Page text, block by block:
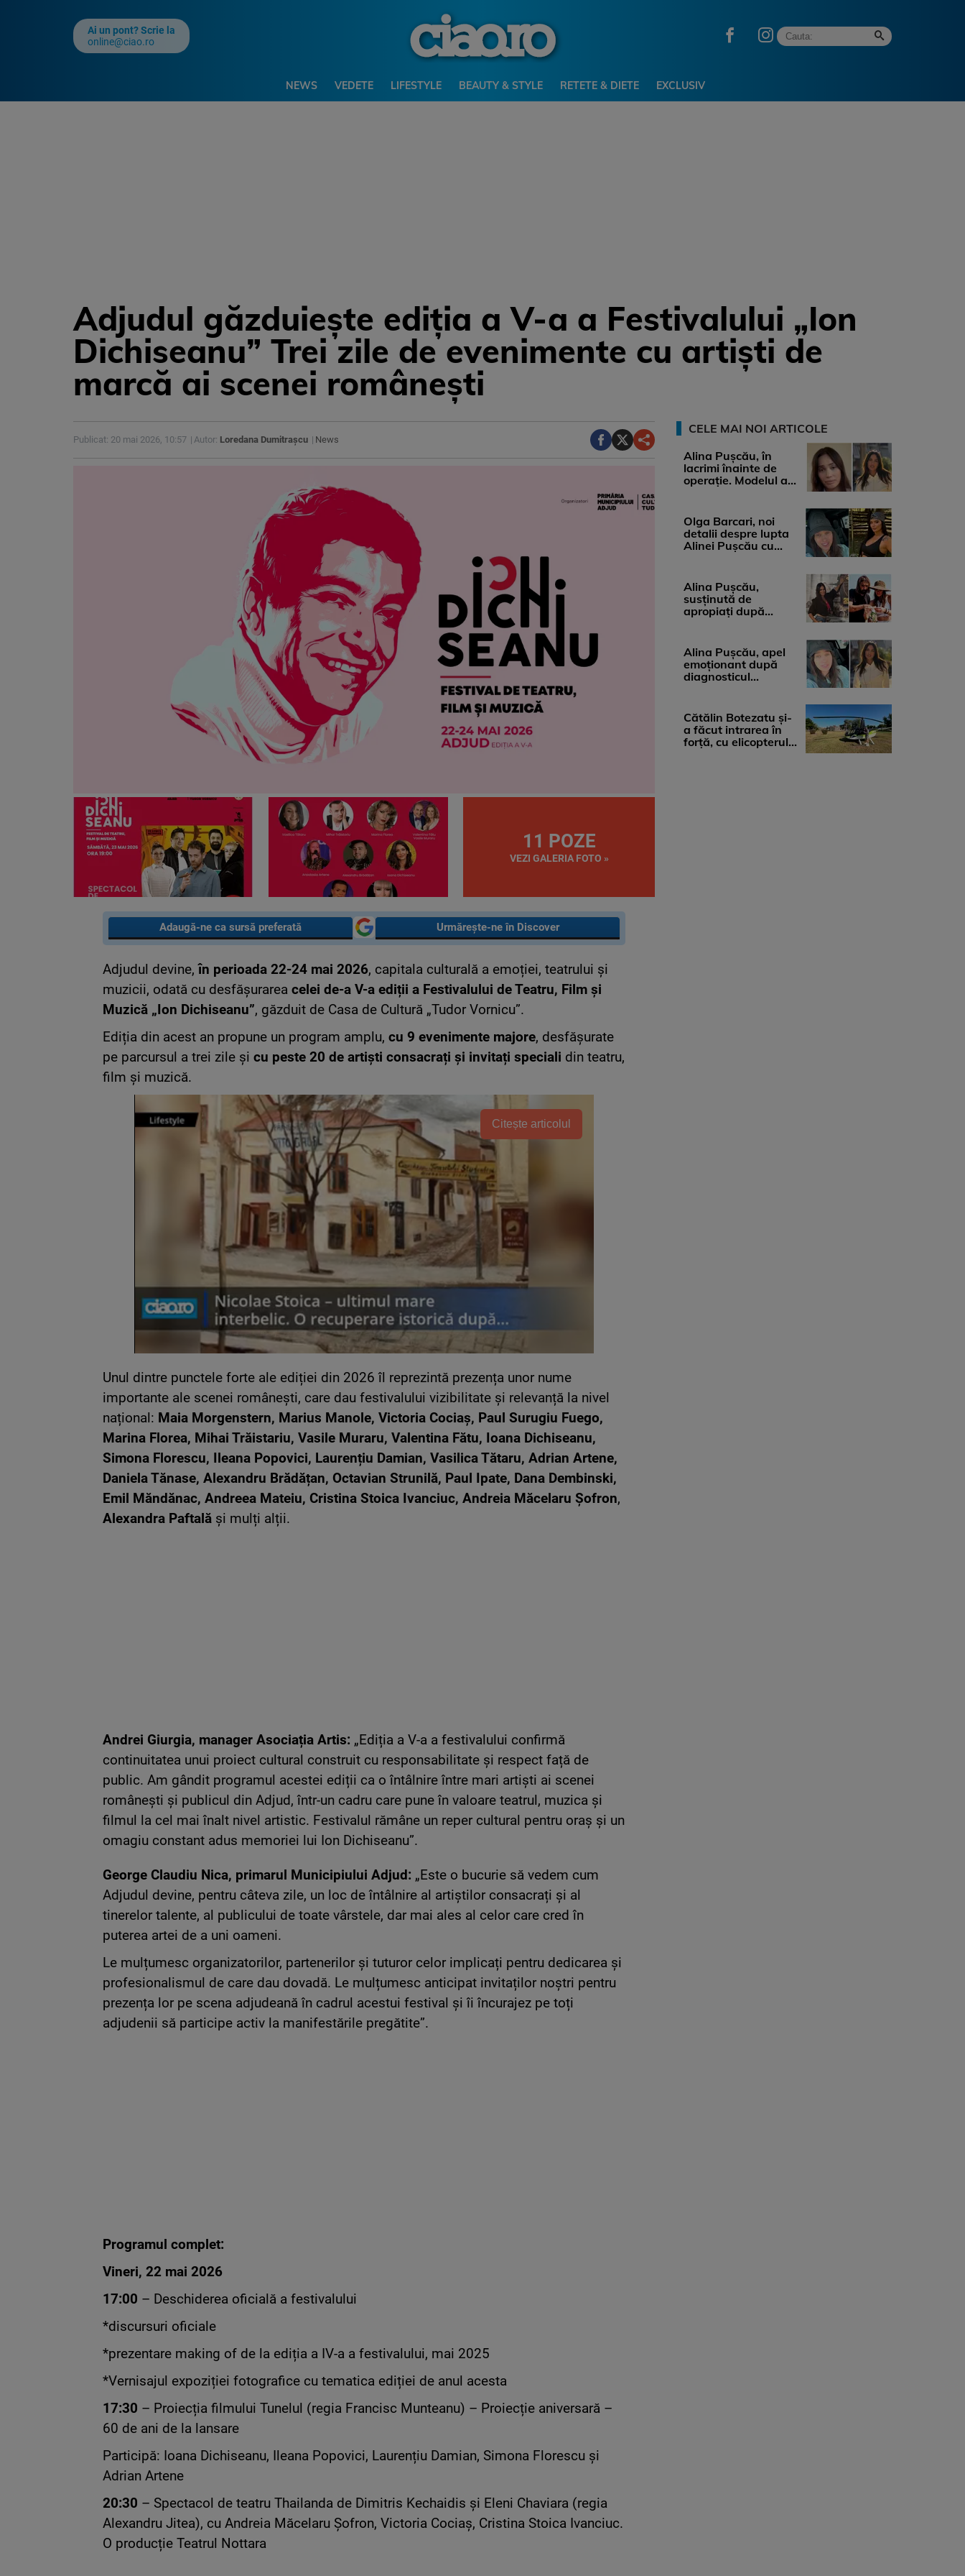
Ai un pont? Scrie la
online@ciao.ro
NEWS VEDETE LIFESTYLE BEAUTY & STYLE RETETE & DIETE EXCLUSIV
Adjudul găzduiește ediția a V-a a Festivalului „Ion
Dichiseanu” Trei zile de evenimente cu artiști de
marcă ai scenei românești
Publicat: 20 mai 2026, 10:57 Autor: Loredana Dumitrașcu News
11 POZE
VEZI GALERIA FOTO »
Adaugă-ne ca sursă preferată Urmărește-ne în Discover
Adjudul devine,în perioada 22-24 mai 2026, capitala culturală a emoției, teatrului și
muzicii, odată cu desfășurarea celei de-a V-a ediții a Festivalului de Teatru, Film și
Muzică „Ion Dichiseanu”, găzduit de Casa de Cultură „Tudor Vornicu”.
Ediția din acest an propune un program amplu, cu 9 evenimente majore, desfășurate
pe parcursul a trei zile și cu peste 20 de artiști consacrați și invitați speciali din teatru,
film și muzică.
Citește articolul
Unul dintre punctele forte ale ediției din 2026 îl reprezintă prezența unor nume
importante ale scenei românești, care dau festivalului vizibilitate și relevanță la nivel
național: Maia Morgenstern, Marius Manole, Victoria Cociaș, Paul Surugiu Fuego,
Marina Florea, Mihai Trăistariu, Vasile Muraru, Valentina Fătu, Ioana Dichiseanu,
Simona Florescu, Ileana Popovici, Laurențiu Damian, Vasilica Tătaru, Adrian Artene,
Daniela Tănase, Alexandru Brădățan, Octavian Strunilă, Paul Ipate, Dana Dembinski,
Emil Măndănac, Andreea Mateiu, Cristina Stoica Ivanciuc, Andreia Măcelaru Șofron,
Alexandra Paftală și mulți alții.
Andrei Giurgia, manager Asociația Artis: „Ediția a V-a a festivalului confirmă
continuitatea unui proiect cultural construit cu responsabilitate și respect față de
public. Am gândit programul acestei ediții ca o întâlnire între mari artiști ai scenei
românești și publicul din Adjud, într-un cadru care pune în valoare teatrul, muzica și
filmul la cel mai înalt nivel artistic. Festivalul rămâne un reper cultural pentru oraș și un
omagiu constant adus memoriei lui Ion Dichiseanu”.
George Claudiu Nica, primarul Municipiului Adjud: „Este o bucurie să vedem cum
Adjudul devine, pentru câteva zile, un loc de întâlnire al artiștilor consacrați și al
tinerelor talente, al publicului de toate vârstele, dar mai ales al celor care cred în
puterea artei de a uni oameni.
Le mulțumesc organizatorilor, partenerilor și tuturor celor implicați pentru dedicarea și
profesionalismul de care dau dovadă. Le mulțumesc anticipat invitaților noștri pentru
prezența lor pe scena adjudeană în cadrul acestui festival și îi încurajez pe toți
adjudenii să participe activ la manifestările pregătite”.
Programul complet:
Vineri, 22 mai 2026
17:00 – Deschiderea oficială a festivalului
*discursuri oficiale
*prezentare making of de la ediția a IV-a a festivalului, mai 2025
*Vernisajul expoziției fotografice cu tematica ediției de anul acesta
17:30 – Proiecția filmului Tunelul (regia Francisc Munteanu) – Proiecție aniversară –
60 de ani de la lansare
Participă: Ioana Dichiseanu, Ileana Popovici, Laurențiu Damian, Simona Florescu și
Adrian Artene
20:30 – Spectacol de teatru Thailanda de Dimitris Kechaidis și Eleni Chaviara (regia
Alexandru Jitea), cu Andreia Măcelaru Șofron, Victoria Cociaș, Cristina Stoica Ivanciuc.
O producție Teatrul Nottara
CELE MAI NOI ARTICOLE
Alina Pușcău, în
lacrimi înainte de
operație. Modelul a
Olga Barcari, noi
detalii despre lupta
Alinei Pușcău cu
Alina Pușcău,
susținută de
apropiați după
medicii, ...
Alina Pușcău, apel
emoționant după
diagnosticul
...
Cătălin Botezatu și-
a făcut intrarea în
forță, cu elicopterul,